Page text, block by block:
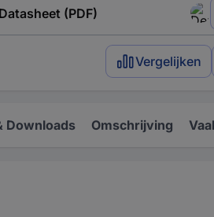
Datasheet (PDF)
Vergelijken
Downloads Omschrijving